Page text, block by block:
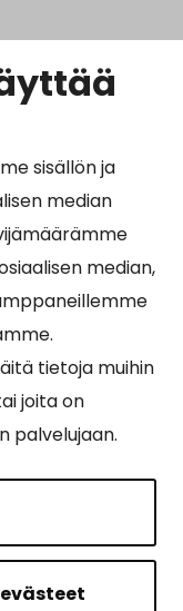
sisällön ja
median
median,
tietoja muihin
joita on
palvelujaan.
ja
liittyen